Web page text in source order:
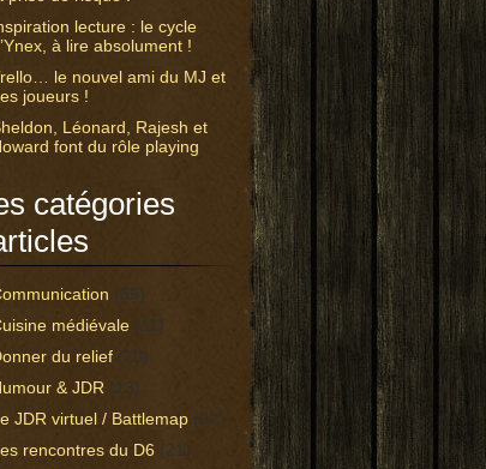
lecture : le cycle
à lire absolument !
le nouvel ami du MJ et
joueurs !
Léonard, Rajesh et
font du rôle playing
catégories
(35)
médiévale (11)
du relief (20)
& JDR (13)
JDR virtuel / Battlemap (52)
rencontres du D6 (21)